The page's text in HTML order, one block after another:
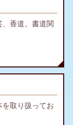
香道。書道関
取り扱ってお